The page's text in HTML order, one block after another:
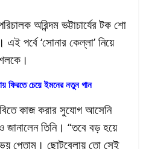
অরিন্দম ভট্টাচার্যের টক শো
পর্বে ‘সোনার কেল্লা’ নিয়ে
ফিরতে চেয়ে ইমনের নতুন গান
কাজ করার সুযোগ আসেনি
তিনি। “তবে বড় হয়ে
পেতাম। ছোটবেলায় তো সেই